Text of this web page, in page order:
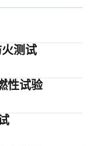
测试
性试验